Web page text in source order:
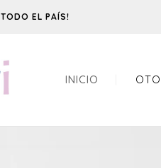
TODO EL PAÍS!
INICIO